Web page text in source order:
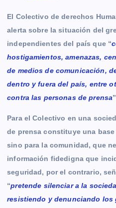
El Colectivo de derechos
alerta sobre la situación del
independientes del país que “
hostigamientos, amenazas,
de medios de comunicación,
dentro y fuera del país, entre
contra las personas de prensa
Para el Colectivo en una
de prensa constituye una
sino para la comunidad, que
información fidedigna que
seguridad, por el contrario,
“pretende silenciar a la
resistiendo y denunciando los